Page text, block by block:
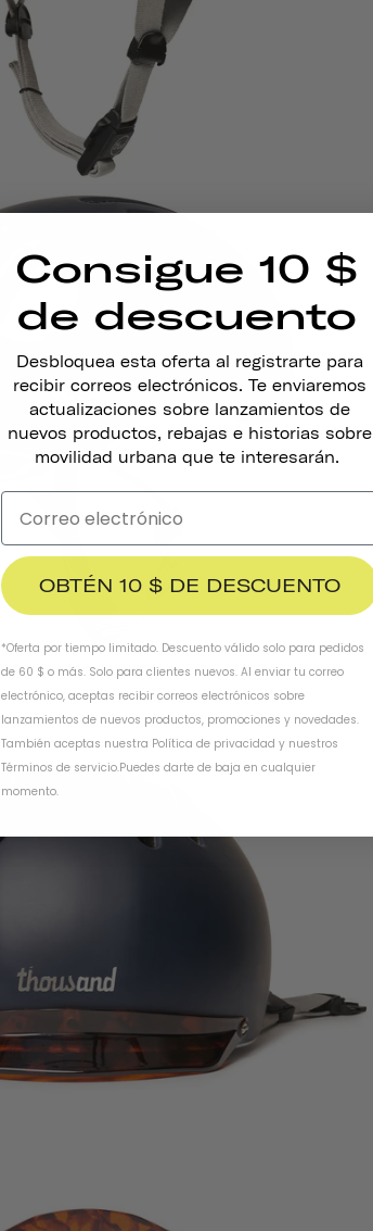
Consigue 10 $
de descuento
Desbloquea esta oferta al registrarte para
recibir correos electrónicos. Te enviaremos
actualizaciones sobre lanzamientos de
nuevos productos, rebajas e historias sobre
movilidad urbana que te interesarán.
OBTÉN 10 $ DE DESCUENTO
*Oferta por tiempo limitado. Descuento válido solo para pedidos
de 60 $ o más. Solo para clientes nuevos. Al enviar tu correo
electrónico, aceptas recibir correos electrónicos sobre
lanzamientos de nuevos productos, promociones y novedades.
También aceptas nuestra Política de privacidad y nuestros
Términos de servicio.Puedes darte de baja en cualquier
momento.